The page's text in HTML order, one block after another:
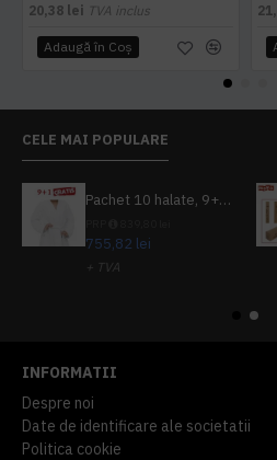
20,38 lei TVA inclus
Adaugă în Coş
CELE MAI POPULARE
Pachet 10 halate, 9+1 gratuit
755,82 lei
+ TVA
INFORMATII
Despre noi
Date de identificare ale societatii
Politica cookie